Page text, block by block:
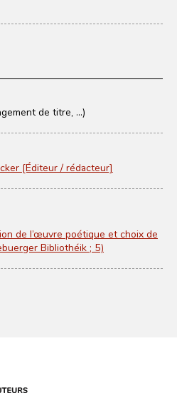
de titre, ...)
[Éditeur / rédacteur]
de l’œuvre poétique et choix de
Bibliothéik ; 5)